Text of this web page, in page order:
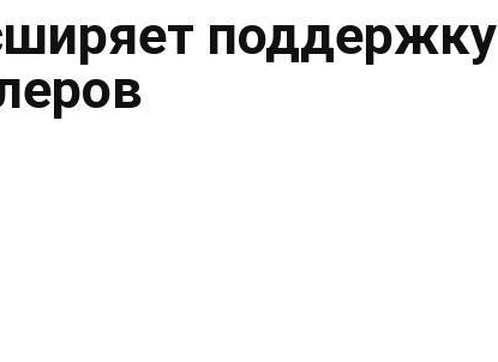
поддержку